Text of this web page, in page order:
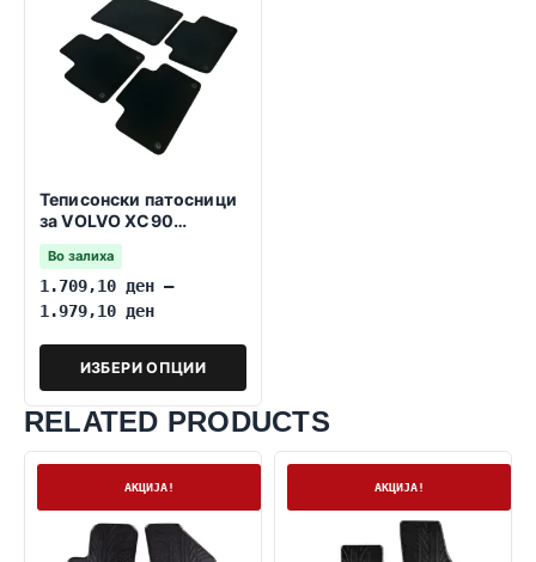
Теписонски патосници
за VOLVO XC90
01.2014-2026
Во залиха
1.709,10 ден –
1.979,10 ден
ИЗБЕРИ ОПЦИИ
RELATED PRODUCTS
АКЦИЈА! АКЦИЈА!